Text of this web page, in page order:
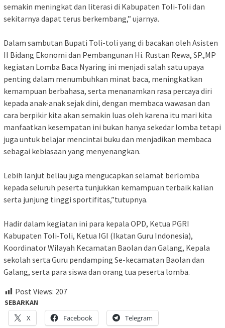
semakin meningkat dan literasi di Kabupaten Toli-Toli dan
sekitarnya dapat terus berkembang,” ujarnya.
Dalam sambutan Bupati Toli-toli yang di bacakan oleh Asisten
II Bidang Ekonomi dan Pembangunan Hi. Rustan Rewa, SP.,MP
kegiatan Lomba Baca Nyaring ini menjadi salah satu upaya
penting dalam menumbuhkan minat baca, meningkatkan
kemampuan berbahasa, serta menanamkan rasa percaya diri
kepada anak-anak sejak dini, dengan membaca wawasan dan
cara berpikir kita akan semakin luas oleh karena itu mari kita
manfaatkan kesempatan ini bukan hanya sekedar lomba tetapi
juga untuk belajar mencintai buku dan menjadikan membaca
sebagai kebiasaan yang menyenangkan.
Lebih lanjut beliau juga mengucapkan selamat berlomba
kepada seluruh peserta tunjukkan kemampuan terbaik kalian
serta junjung tinggi sportifitas,”tutupnya.
Hadir dalam kegiatan ini para kepala OPD, Ketua PGRI
Kabupaten Toli-Toli, Ketua IGI (Ikatan Guru Indonesia),
Koordinator Wilayah Kecamatan Baolan dan Galang, Kepala
sekolah serta Guru pendamping Se-kecamatan Baolan dan
Galang, serta para siswa dan orang tua peserta lomba.
Post Views: 207
SEBARKAN
X
Facebook Telegram